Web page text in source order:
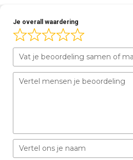
Je overall waardering